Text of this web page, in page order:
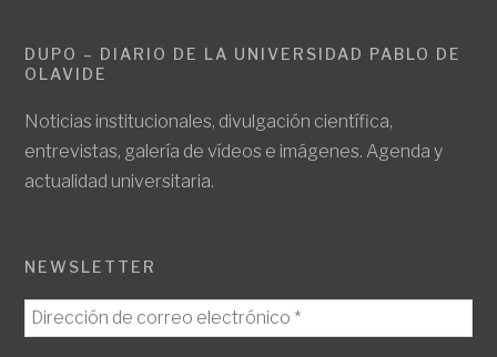
DUPO – DIARIO DE LA UNIVERSIDAD PABLO DE
OLAVIDE
Noticias institucionales, divulgación científica,
entrevistas, galería de vídeos e imágenes. Agenda y
actualidad universitaria.
NEWSLETTER